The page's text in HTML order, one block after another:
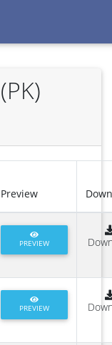
Preview
PREVIEW
PREVIEW